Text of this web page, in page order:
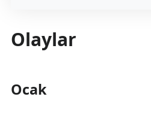
Olaylar
Ocak